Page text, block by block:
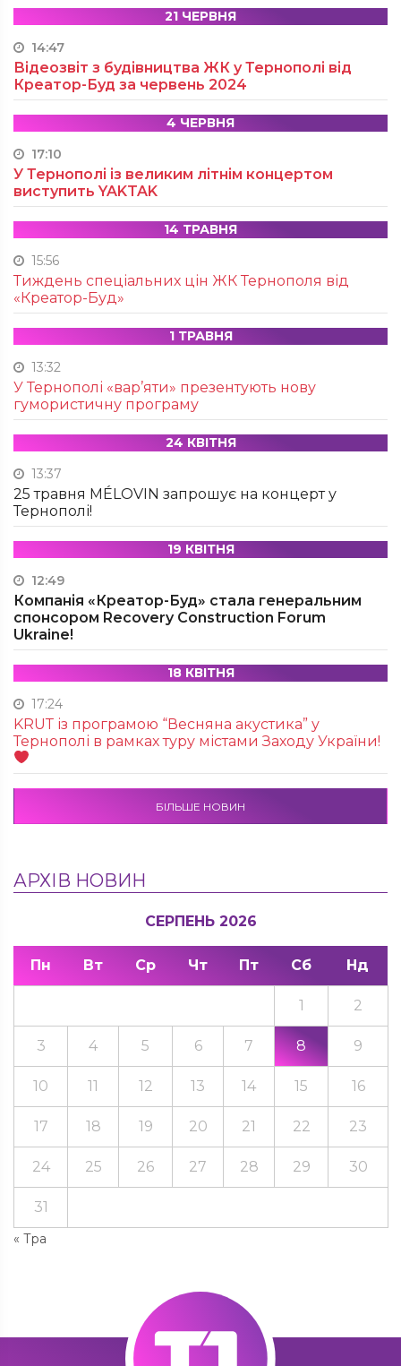
21 ЧЕРВНЯ
14:47
Відеозвіт з будівництва ЖК у Тернополі від
Креатор-Буд за червень 2024
4 ЧЕРВНЯ
17:10
У Тернополі із великим літнім концертом
виступить YAKTAK
14 ТРАВНЯ
15:56
Тиждень спеціальних цін ЖК Тернополя від
«Креатор-Буд»
1 ТРАВНЯ
13:32
У Тернополі «вар’яти» презентують нову
гумористичну програму
24 КВІТНЯ
13:37
25 травня MÉLOVIN запрошує на концерт у
Тернополі!
19 КВІТНЯ
12:49
Компанія «Креатор-Буд» стала генеральним
спонсором Recovery Construction Forum
Ukraine!
18 КВІТНЯ
17:24
KRUТ із програмою “Весняна акустика” у
Тернополі в рамках туру містами Заходу України!
БІЛЬШЕ НОВИН
АРХІВ НОВИН
СЕРПЕНЬ 2026
Пн Вт Ср Чт Пт Сб Нд
« Тра
1 2
3 4 5 6 7 8 9
10 11 12 13 14 15 16
17 18 19 20 21 22 23
24 25 26 27 28 29 30
31